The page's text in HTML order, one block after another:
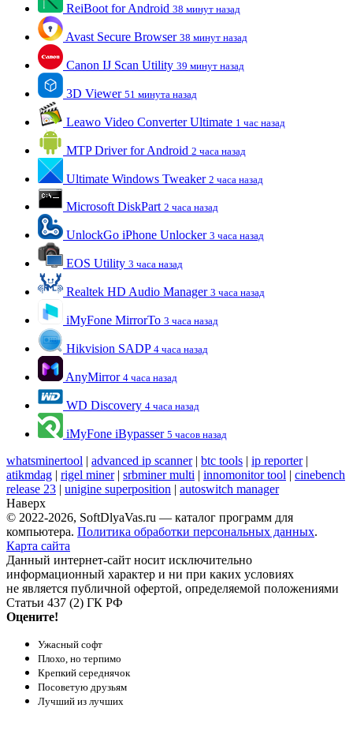
ReiBoot for Android 38 минут назад
Avast Secure Browser 38 минут назад
Canon IJ Scan Utility 39 минут назад
3D Viewer 51 минута назад
Leawo Video Converter Ultimate 1 час назад
MTP Driver for Android 2 часа назад
Ultimate Windows Tweaker 2 часа назад
Microsoft DiskPart 2 часа назад
UnlockGo iPhone Unlocker 3 часа назад
EOS Utility 3 часа назад
Realtek HD Audio Manager 3 часа назад
iMyFone MirrorTo 3 часа назад
Hikvision SADP 4 часа назад
AnyMirror 4 часа назад
WD Discovery 4 часа назад
iMyFone iBypasser 5 часов назад
whatsminertool | advanced ip scanner| btc tools | ip reporter|
atikmdag | rigel miner| srbminer multi | innomonitor tool | cinebench
release 23 | unigine superposition | autoswitch manager
Наверх
© 2022-2026, SoftDlyaVas.ru — каталог программ для
компьютера. Политика обработки персональных данных.
Карта сайта
Данный интернет-сайт носит исключительно
информационный характер и ни при каких условиях
не является публичной офертой, определяемой положениями
Статьи 437 (2) ГК РФ
Оцените!
Ужасный софт
Плохо, но терпимо
Крепкий середнячок
Посоветую друзьям
Лучший из лучших